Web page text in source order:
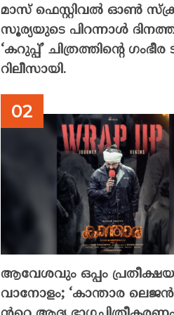
മാസ് ഫെസ്റ്റിവൽ ഓൺ
സൂര്യയുടെ പിറന്നാൾ
‘കറുപ്പ്’ ചിത്രത്തിന്റെ ഗംഭീര
റിലീസായി.
ആവേശവും ഒപ്പം
വാനോളം; ‘കാന്താര